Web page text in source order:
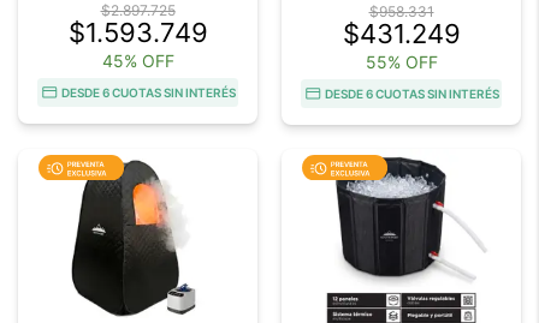
$2.897.725
$1.593.749
45% OFF
DESDE 6 CUOTAS SIN INTERÉS
$958.331
$431.249
55% OFF
DESDE 6 CUOTAS SIN INTERÉS